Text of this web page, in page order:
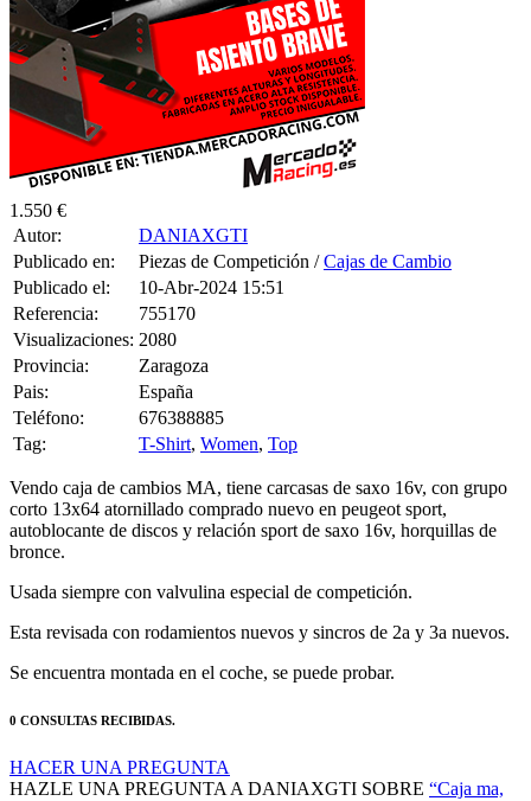
1.550 €
Autor:
DANIAXGTI
Publicado en:
Piezas de Competición /Cajas de Cambio
Publicado el:
10-Abr-2024 15:51
Referencia:
755170
Visualizaciones: 2080
Provincia:
Zaragoza
Pais:
España
Teléfono:
676388885
Tag:
T-Shirt, Women, Top
Vendo caja de cambios MA, tiene carcasas de saxo 16v, con grupo
corto 13x64 atornillado comprado nuevo en peugeot sport,
autoblocante de discos y relación sport de saxo 16v, horquillas de
bronce.
Usada siempre con valvulina especial de competición.
Esta revisada con rodamientos nuevos y sincros de 2a y 3a nuevos.
Se encuentra montada en el coche, se puede probar.
0 CONSULTAS RECIBIDAS.
HACER UNA PREGUNTA
HAZLE UNA PREGUNTA A DANIAXGTI SOBRE “Caja ma,